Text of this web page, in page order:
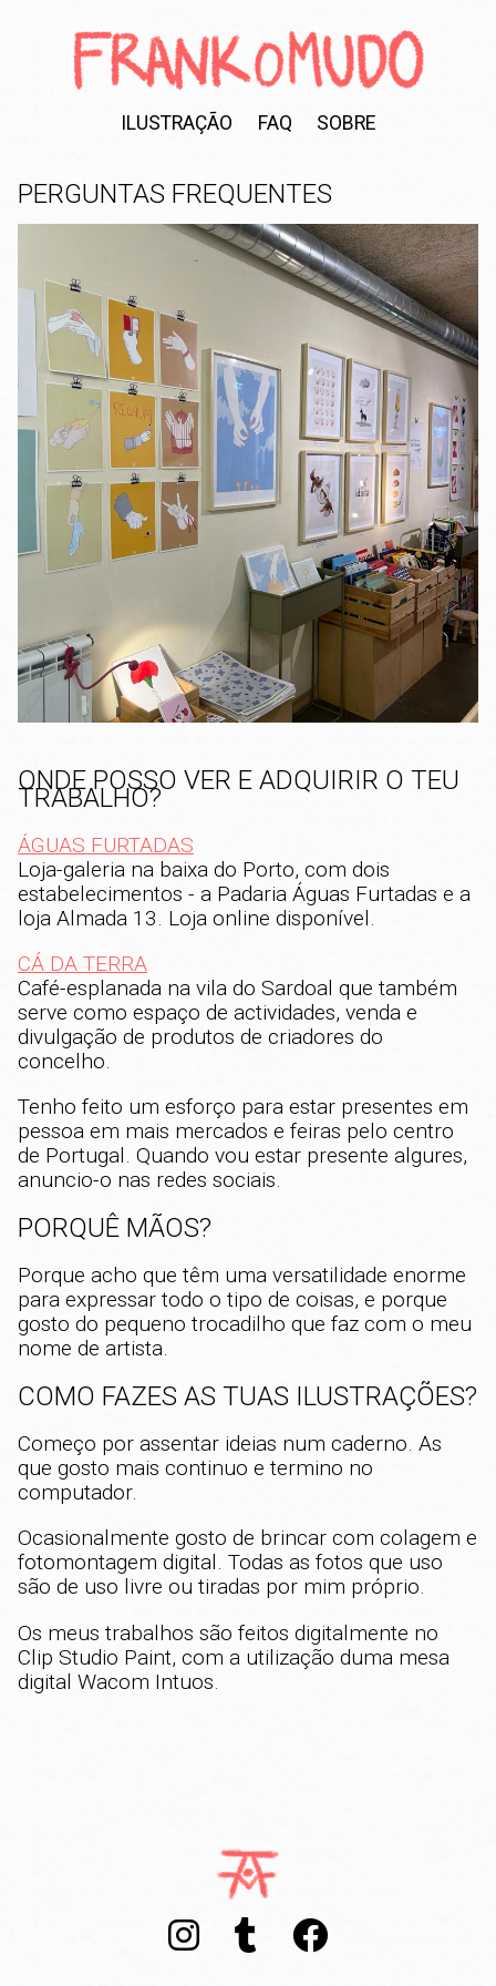
ILUSTRAÇÃO FAQ SOBRE
PERGUNTAS FREQUENTES
ONDE POSSO VER E ADQUIRIR O TEU
TRABALHO?
ÁGUAS FURTADAS
Loja-galeria na baixa do Porto, com dois
estabelecimentos - a Padaria Águas Furtadas e a
loja Almada 13. Loja online disponível.
CÁ DA TERRA
Café-esplanada na vila do Sardoal que também
serve como espaço de actividades, venda e
divulgação de produtos de criadores do
concelho.
Tenho feito um esforço para estar presentes em
pessoa em mais mercados e feiras pelo centro
de Portugal. Quando vou estar presente algures,
anuncio-o nas redes sociais.
PORQUÊ MÃOS?
Porque acho que têm uma versatilidade enorme
para expressar todo o tipo de coisas, e porque
gosto do pequeno trocadilho que faz com o meu
nome de artista.
COMO FAZES AS TUAS ILUSTRAÇÕES?
Começo por assentar ideias num caderno. As
que gosto mais continuo e termino no
computador.
Ocasionalmente gosto de brincar com colagem e
fotomontagem digital. Todas as fotos que uso
são de uso livre ou tiradas por mim próprio.
Os meus trabalhos são feitos digitalmente no
Clip Studio Paint, com a utilização duma mesa
digital Wacom Intuos.